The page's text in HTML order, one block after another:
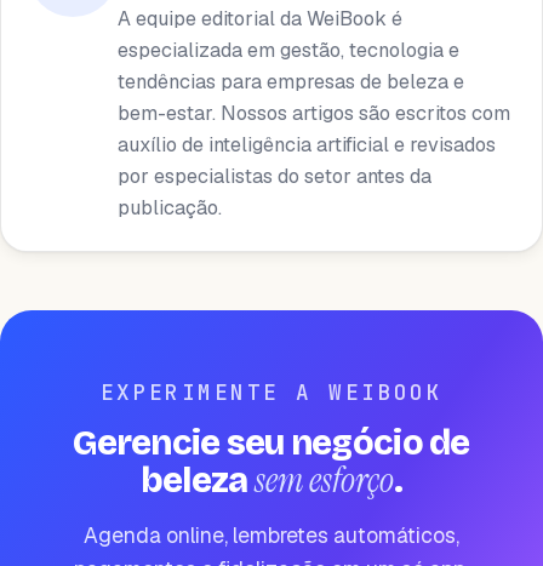
A equipe editorial da WeiBook é
especializada em gestão, tecnologia e
tendências para empresas de beleza e
bem-estar. Nossos artigos são escritos com
auxílio de inteligência artificial e revisados ​​
por especialistas do setor antes da
publicação.
EXPERIMENTE A WEIBOOK
Gerencie seu negócio de
belezasem esforço.
Agenda online, lembretes automáticos,